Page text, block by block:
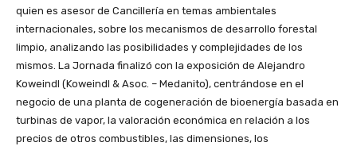
quien es asesor de Cancillería en temas ambientales
internacionales, sobre los mecanismos de desarrollo forestal
limpio, analizando las posibilidades y complejidades de los
mismos. La Jornada finalizó con la exposición de Alejandro
Koweindl (Koweindl & Asoc. – Medanito), centrándose en el
negocio de una planta de cogeneración de bioenergía basada en
turbinas de vapor, la valoración económica en relación a los
precios de otros combustibles, las dimensiones, los